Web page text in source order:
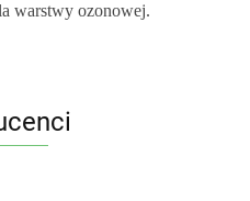
warstwy ozonowej.